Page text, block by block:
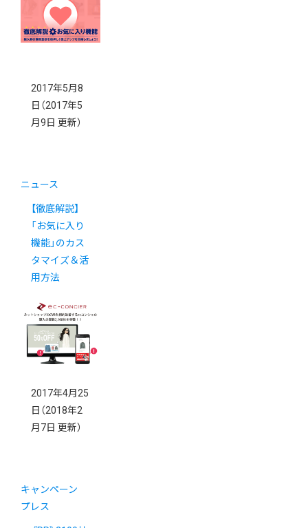
2017年5月8
日 （2017年5
月9日 更新）
ニュース
【徹底解説】
「お気に入り
機能」のカス
タマイズ＆活
用方法
2017年4月25
日 （2018年2
月7日 更新）
キャンペーン
プレス